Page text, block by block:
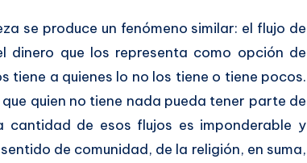
se produce un fenómeno similar: el flujo de
dinero que los representa como opción de
tiene a quienes lo no los tiene o tiene pocos.
quien no tiene nada pueda tener parte de
de esos flujos es imponderable y
de comunidad, de la religión, en suma,